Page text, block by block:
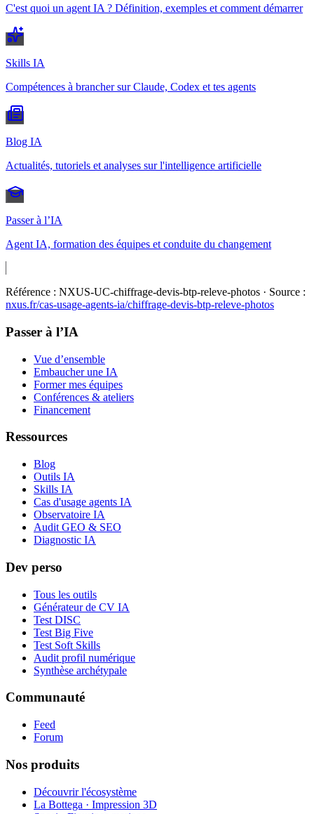
C'est quoi un agent IA ? Définition, exemples et comment démarrer
Skills IA
Compétences à brancher sur Claude, Codex et tes agents
Blog IA
Actualités, tutoriels et analyses sur l'intelligence artificielle
Passer à l’IA
Agent IA, formation des équipes et conduite du changement
Référence : NXUS-UC-chiffrage-devis-btp-releve-photos · Source :
nxus.fr/cas-usage-agents-ia/chiffrage-devis-btp-releve-photos
Passer à l’IA
Vue d’ensemble
Embaucher une IA
Former mes équipes
Conférences & ateliers
Financement
Ressources
Blog
Outils IA
Skills IA
Cas d'usage agents IA
Observatoire IA
Audit GEO & SEO
Diagnostic IA
Dev perso
Tous les outils
Générateur de CV IA
Test DISC
Test Big Five
Test Soft Skills
Audit profil numérique
Synthèse archétypale
Communauté
Feed
Forum
Nos produits
Découvrir l'écosystème
La Bottega · Impression 3D